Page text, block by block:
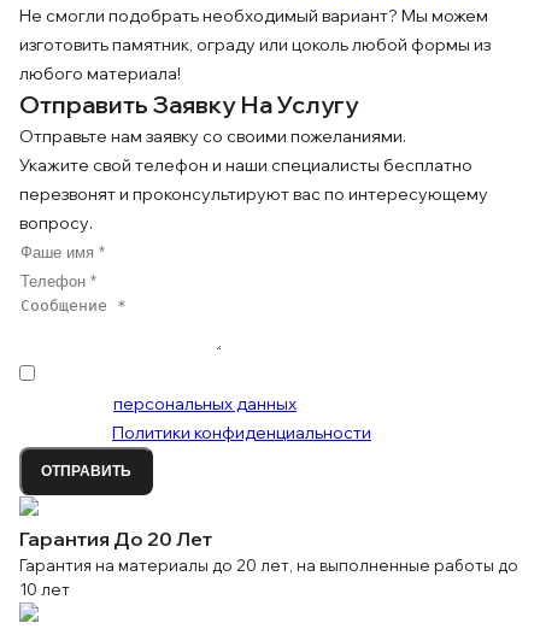
ПОДРОБНЕЕ ПОДРОБНЕЕ
Не смогли подобрать необходимый вариант? Мы можем
изготовить памятник, ограду или цоколь любой формы из
любого материала!
Отправить Заявку На Услугу
Отправьте нам заявку со своими пожеланиями.
Укажите свой телефон и наши специалисты бесплатно
перезвонят и проконсультируют вас по интересующему
вопросу.
персональных данных
Политики конфиденциальности
ОТПРАВИТЬ
Гарантия До 20 Лет
Гарантия на материалы до 20 лет, на выполненные работы до
10 лет